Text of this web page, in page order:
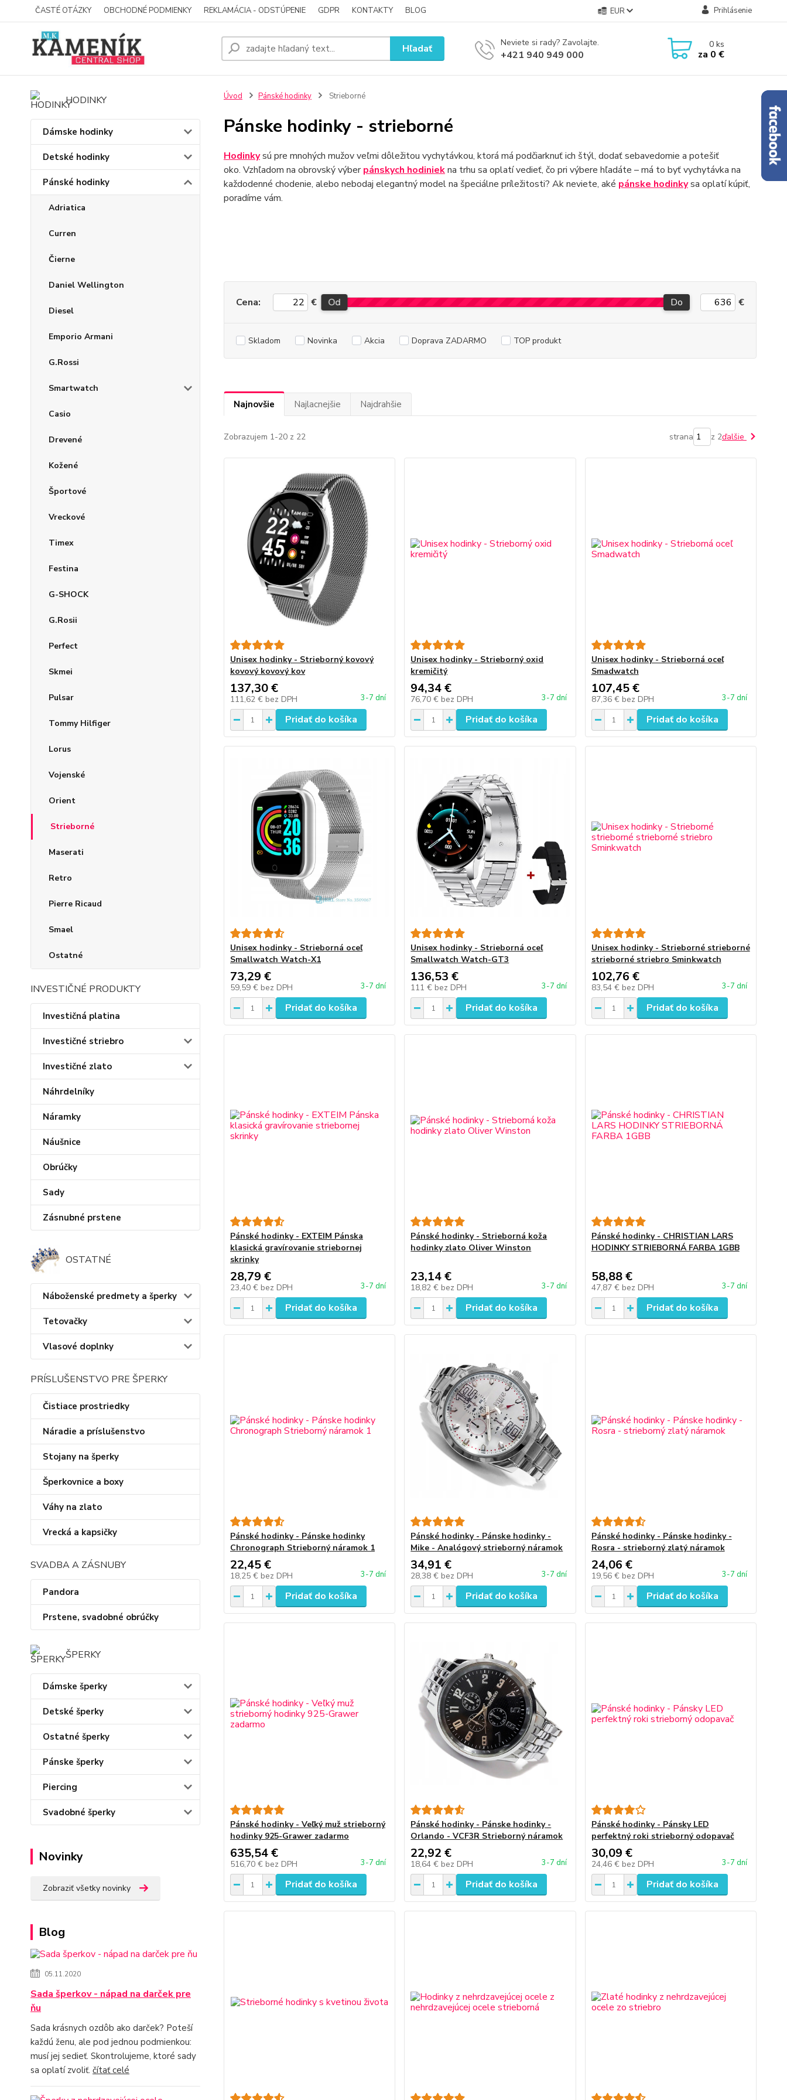
ČASTÉ OTÁZKY OBCHODNÉ PODMIENKY REKLAMÁCIA - ODSTÚPENIE GDPR KONTAKTY BLOG EUR Prihlásenie
Hľadať Neviete si rady? Zavolajte.
+421 940 949 000
0ks
za 0 €
HODINKY
Dámske hodinky
Detské hodinky
Pánské hodinky
Adriatica
Curren
Čierne
Daniel Wellington
Diesel
Emporio Armani
G.Rossi
Smartwatch
Casio
Drevené
Kožené
Športové
Vreckové
Timex
Festina
G-SHOCK
G.Rosii
Perfect
Skmei
Pulsar
Tommy Hilfiger
Lorus
Vojenské
Orient
Strieborné
Maserati
Retro
Pierre Ricaud
Smael
Ostatné
INVESTIČNÉ PRODUKTY
Investičná platina
Investičné striebro
Investičné zlato
Náhrdelníky
Náramky
Náušnice
Obrúčky
Sady
Zásnubné prstene
OSTATNÉ
Náboženské predmety a šperky
Tetovačky
Vlasové doplnky
PRÍSLUŠENSTVO PRE ŠPERKY
Čistiace prostriedky
Náradie a príslušenstvo
Stojany na šperky
Šperkovnice a boxy
Váhy na zlato
Vrecká a kapsičky
SVADBA A ZÁSNUBY
Pandora
Prstene, svadobné obrúčky
ŠPERKY
Dámske šperky
Detské šperky
Ostatné šperky
Pánske šperky
Piercing
Svadobné šperky
Novinky
Zobraziť všetky novinky
Blog
05.11.2020
Sada šperkov - nápad na darček pre
ňu
Sada krásnych ozdôb ako darček? Poteší
každú ženu, ale pod jednou podmienkou:
musí jej sedieť. Skontrolujeme, ktoré sady
sa oplatí zvoliť. čítať celé
Úvod Pánské hodinky Strieborné
Pánske hodinky - strieborné
Hodinkysú pre mnohých mužov veľmi dôležitou vychytávkou, ktorá má podčiarknuť ich štýl, dodať sebavedomie a potešiť
oko. Vzhľadom na obrovský výberpánskych hodiniekna trhu sa oplatí vedieť, čo pri výbere hľadáte – má to byť vychytávka na
každodenné chodenie, alebo nebodaj elegantný model na špeciálne príležitosti? Ak neviete, aké pánske hodinkysa oplatí kúpiť,
poradíme vám.
Cena: € Od Do €
Skladom Novinka Akcia Doprava ZADARMO TOP produkt
Najnovšie Najlacnejšie Najdrahšie
Zobrazujem 1-20 z 22 strana z 2ďalšie
Unisex hodinky - Strieborný kovový
kovový kovový kov
137,30 €
111,62 € bez DPH 3-7 dní
Pridať do košíka
Unisex hodinky - Strieborný oxid
kremičitý
94,34 €
76,70 € bez DPH 3-7 dní
Pridať do košíka
Unisex hodinky - Strieborná oceľ
Smadwatch
107,45 €
87,36 € bez DPH 3-7 dní
Pridať do košíka
Unisex hodinky - Strieborná oceľ
Smallwatch Watch-X1
73,29 €
59,59 € bez DPH 3-7 dní
Pridať do košíka
Unisex hodinky - Strieborná oceľ
Smallwatch Watch-GT3
136,53 €
111 € bez DPH 3-7 dní
Pridať do košíka
Unisex hodinky - Strieborné strieborné
strieborné striebro Sminkwatch
102,76 €
83,54 € bez DPH 3-7 dní
Pridať do košíka
Pánské hodinky - EXTEIM Pánska
klasická gravírovanie striebornej
skrinky
28,79 €
23,40 € bez DPH 3-7 dní
Pridať do košíka
Pánské hodinky - Strieborná koža
hodinky zlato Oliver Winston
23,14 €
18,82 € bez DPH 3-7 dní
Pridať do košíka
Pánské hodinky - CHRISTIAN LARS
HODINKY STRIEBORNÁ FARBA 1GBB
58,88 €
47,87 € bez DPH 3-7 dní
Pridať do košíka
Pánské hodinky - Pánske hodinky
Chronograph Strieborný náramok 1
22,45 €
18,25 € bez DPH 3-7 dní
Pridať do košíka
Pánské hodinky - Pánske hodinky -
Mike - Analógový strieborný náramok
34,91 €
28,38 € bez DPH 3-7 dní
Pridať do košíka
Pánské hodinky - Pánske hodinky -
Rosra - strieborný zlatý náramok
24,06 €
19,56 € bez DPH 3-7 dní
Pridať do košíka
Pánské hodinky - Veľký muž strieborný
hodinky 925-Grawer zadarmo
635,54 €
516,70 € bez DPH 3-7 dní
Pridať do košíka
Pánské hodinky - Pánske hodinky -
Orlando - VCF3R Strieborný náramok
22,92 €
18,64 € bez DPH 3-7 dní
Pridať do košíka
Pánské hodinky - Pánsky LED
perfektný roki strieborný odopavač
30,09 €
24,46 € bez DPH 3-7 dní
Pridať do košíka